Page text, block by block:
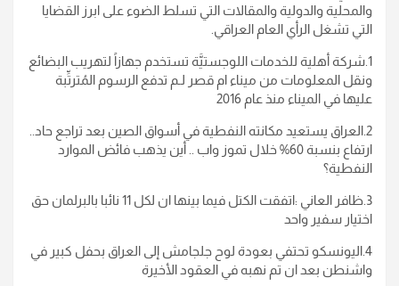
والمحلية والدولية والمقالات التي تسلط الضوء على ابرز القضايا
التي تشغل الرأي العام العراقي.
1.شركة أهلية للخدمات اللوجستيَّة تستخدم جهازاً لتهريب البضائع
ونقل المعلومات من ميناء ام قصر لـم تدفع الرسوم المُترتِّبة
عليها في الميناء منذ عام 2016
2.العراق يستعيد مكانته النفطية في أسواق الصين بعد تراجع حاد..
ارتفاع بنسبة 60% خلال تموز واب .. أين يذهب فائض الموارد
النفطية؟
3.ظافر العاني :اتفقت الكتل فيما بينها ان لكل 11 نائبا بالبرلمان حق
اختيار سفير واحد
4.اليونسكو تحتفي بعودة لوح جلجامش إلى العراق بحفل كبير في
واشنطن بعد ان تم نهبه في العقود الأخيرة